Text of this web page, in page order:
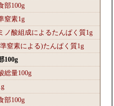
部100g
窒素1g
ノ酸組成によるたんぱく質1g
窒素による)たんぱく質1g
100g
総量100g
g
部100g